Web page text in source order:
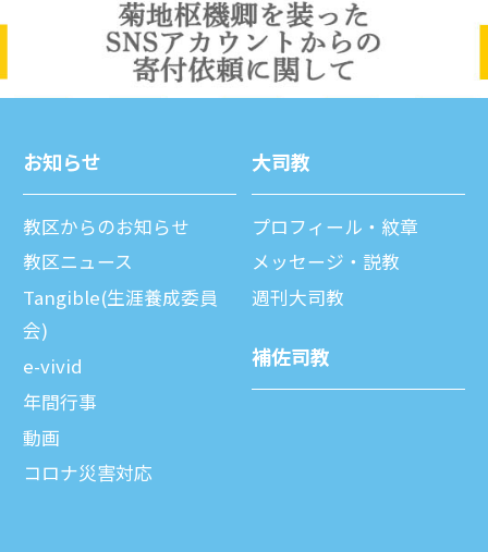
お知らせ
教区からのお知らせ
教区ニュース
Tangible(生涯養成委員
会)
e-vivid
年間⾏事
動画
コロナ災害対応
⼤司教
プロフィール・紋章
メッセージ・説教
週刊⼤司教
補佐司教